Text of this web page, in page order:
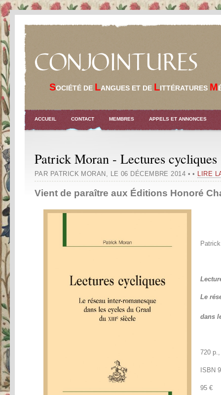
CONJOINTURES
SOCIÉTÉ DE LANGUES ET DE LITTÉRATURES M
ACCUEIL CONTACT MEMBRES APPELS ET ANNONCES
Patrick Moran - Lectures cycliques
PAR PATRICK MORAN , LE 06 DÉCEMBRE 2014 •• LIRE
Vient de paraître aux Éditions Honoré
Le
dans
720
ISBN
95 €